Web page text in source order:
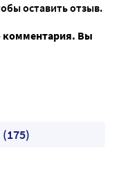
оставить отзыв.
комментария. Вы